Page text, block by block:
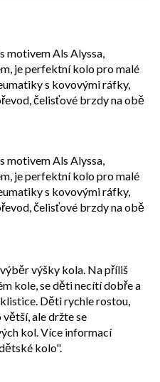
motivem Als Alyssa,
je perfektní kolo pro malé
s kovovými ráfky,
čelisťové brzdy na obě
motivem Als Alyssa,
je perfektní kolo pro malé
s kovovými ráfky,
čelisťové brzdy na obě
výšky kola. Na příliš
kole, se děti necítí dobře a
Děti rychle rostou,
ale držte se
kol. Více informací
kolo".